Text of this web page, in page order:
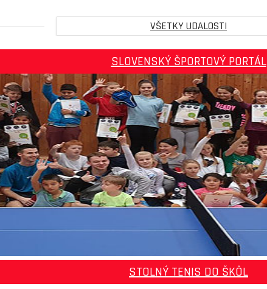
VŠETKY UDALOSTI
SLOVENSKÝ ŠPORTOVÝ PORTÁL
STOLNÝ TENIS DO ŠKÔL